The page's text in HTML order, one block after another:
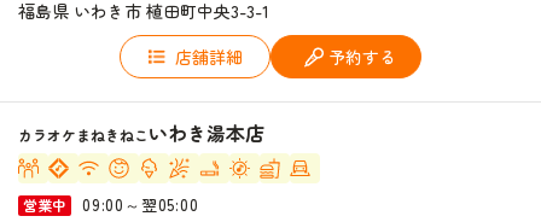
福島県 いわき市 植田町中央3-3-1
店舗詳細
予約する
カラオケまねきねこいわき湯本店
営業中 09:00～翌05:00